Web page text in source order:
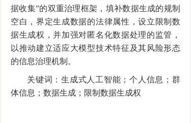
据收集”的双重治理框架，填补数据生成的规制
空白，界定生成数据的法律属性，设立限制数
据生成权，并加强对匿名化数据处理的监管，
以推动建立适应大模型技术特征及其风险形态
的信息治理机制。
关键词：生成式人工智能；个人信息；群
体信息；数据生成；限制数据生成权